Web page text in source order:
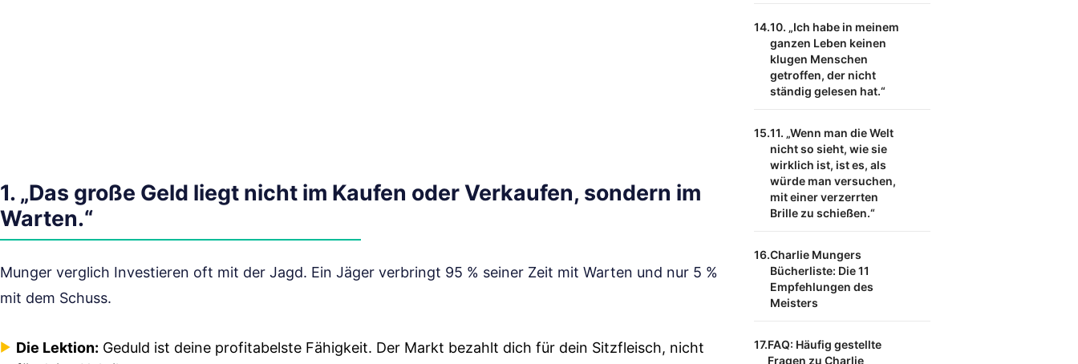
1. „Das große Geld liegt nicht im Kaufen oder Verkaufen, sondern im
Warten.“
Munger verglich Investieren oft mit der Jagd. Ein Jäger verbringt 95 % seiner Zeit mit Warten und nur 5 %
mit dem Schuss.
Die Lektion: Geduld ist deine profitabelste Fähigkeit. Der Markt bezahlt dich für dein Sitzfleisch, nicht
10. „Ich habe in meinem
ganzen Leben keinen
klugen Menschen
getroffen, der nicht
ständig gelesen hat.“
11. „Wenn man die Welt
nicht so sieht, wie sie
wirklich ist, ist es, als
würde man versuchen,
mit einer verzerrten
Brille zu schießen.“
Charlie Mungers
Bücherliste: Die 11
Empfehlungen des
Meisters
FAQ: Häufig gestellte
Fragen zu Charlie